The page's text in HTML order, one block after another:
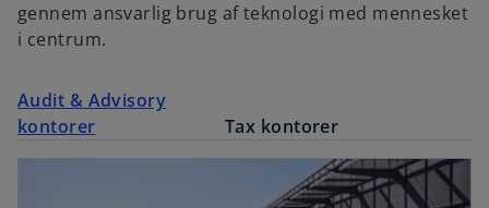
gennem ansvarlig brug af teknologi med mennesket
i centrum.
Audit & Advisory
kontorer
Tax kontorer